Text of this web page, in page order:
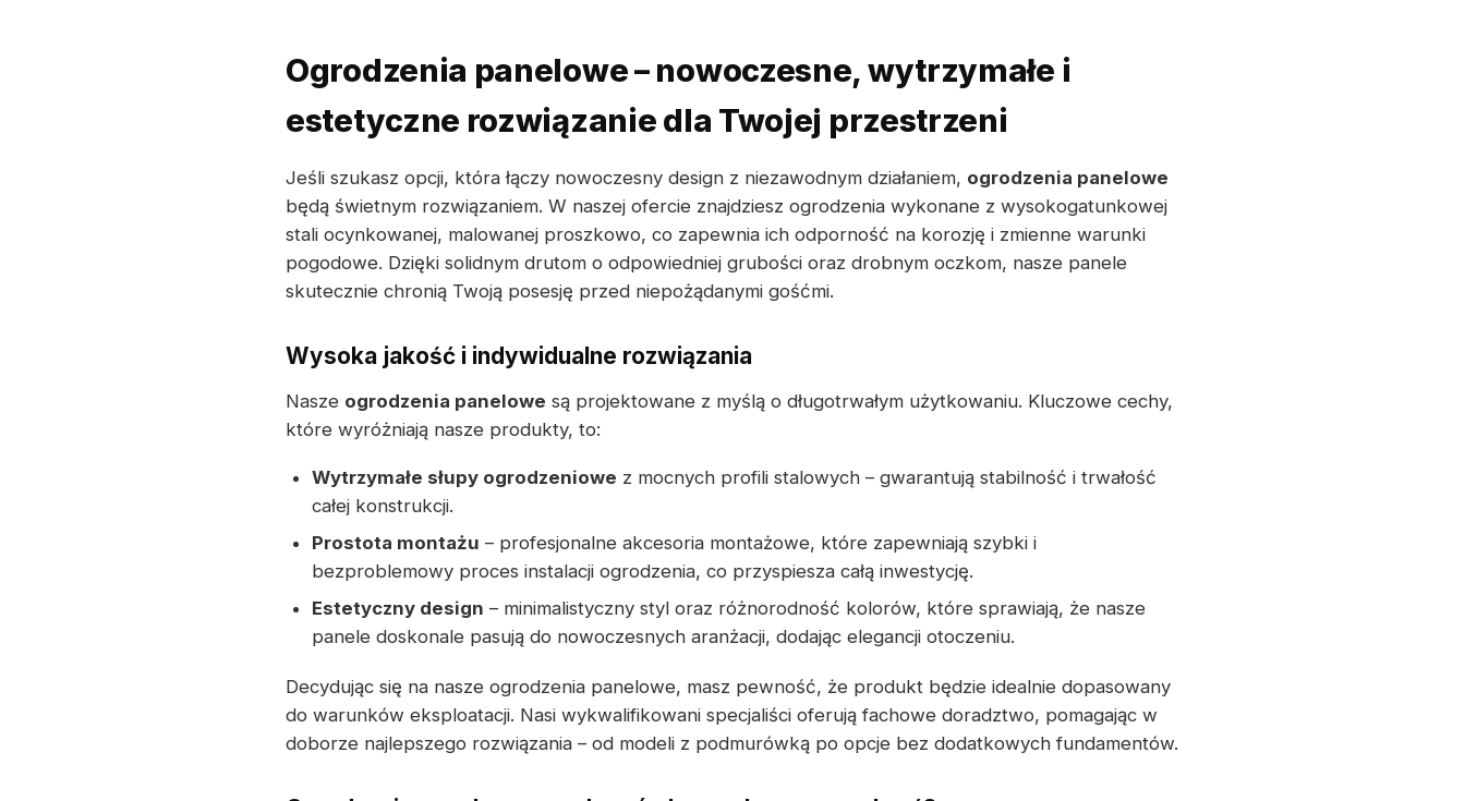
Ogrodzenia panelowe – nowoczesne, wytrzymałe i
estetyczne rozwiązanie dla Twojej przestrzeni
Jeśli szukasz opcji, która łączy nowoczesny design z niezawodnym działaniem, ogrodzenia panelowe
będą świetnym rozwiązaniem. W naszej ofercie znajdziesz ogrodzenia wykonane z wysokogatunkowej
stali ocynkowanej, malowanej proszkowo, co zapewnia ich odporność na korozję i zmienne warunki
pogodowe. Dzięki solidnym drutom o odpowiedniej grubości oraz drobnym oczkom, nasze panele
skutecznie chronią Twoją posesję przed niepożądanymi gośćmi.
Wysoka jakość i indywidualne rozwiązania
Nasze ogrodzenia panelowe są projektowane z myślą o długotrwałym użytkowaniu. Kluczowe cechy,
które wyróżniają nasze produkty, to:
Wytrzymałe słupy ogrodzeniowe z mocnych profili stalowych – gwarantują stabilność i trwałość
całej konstrukcji.
Prostota montażu – profesjonalne akcesoria montażowe, które zapewniają szybki i
bezproblemowy proces instalacji ogrodzenia, co przyspiesza całą inwestycję.
Estetyczny design – minimalistyczny styl oraz różnorodność kolorów, które sprawiają, że nasze
panele doskonale pasują do nowoczesnych aranżacji, dodając elegancji otoczeniu.
Decydując się na nasze ogrodzenia panelowe, masz pewność, że produkt będzie idealnie dopasowany
do warunków eksploatacji. Nasi wykwalifikowani specjaliści oferują fachowe doradztwo, pomagając w
doborze najlepszego rozwiązania – od modeli z podmurówką po opcje bez dodatkowych fundamentów.